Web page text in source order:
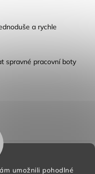
umožnili pohodlné
a rychle
spravné pracovní boty
údajů